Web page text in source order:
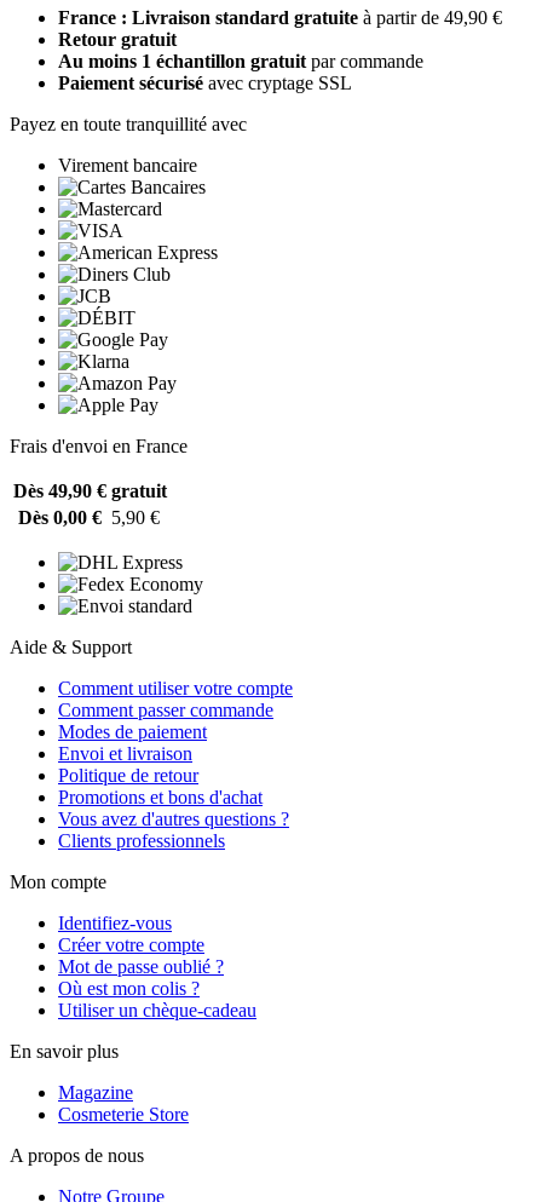
France : Livraison standard gratuite à partir de 49,90 €
Retour gratuit
Au moins 1 échantillon gratuit par commande
Paiement sécurisé avec cryptage SSL
Payez en toute tranquillité avec
Virement bancaire
Frais d'envoi en France
Dès 49,90 € gratuit
Dès 0,00 € 5,90 €
Aide & Support
Comment utiliser votre compte
Comment passer commande
Modes de paiement
Envoi et livraison
Politique de retour
Promotions et bons d'achat
Vous avez d'autres questions ?
Clients professionnels
Mon compte
Identifiez-vous
Créer votre compte
Mot de passe oublié ?
Où est mon colis ?
Utiliser un chèque-cadeau
En savoir plus
Magazine
Cosmeterie Store
A propos de nous
Notre Groupe